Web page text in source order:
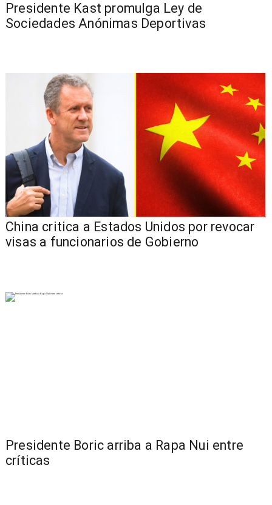
Presidente Kast promulga Ley de
Sociedades Anónimas Deportivas
China critica a Estados Unidos por revocar
visas a funcionarios de Gobierno
Presidente Boric arriba a Rapa Nui entre
críticas